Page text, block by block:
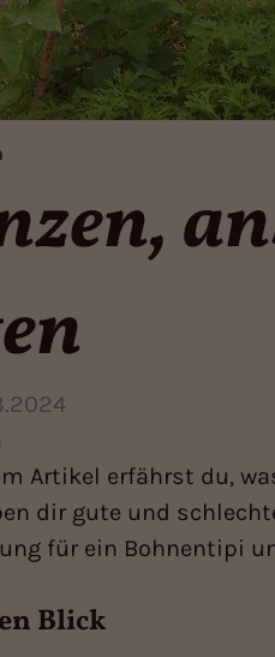
Artikel erfährst du,
dir gute und
für ein Bohnentipi
Blick